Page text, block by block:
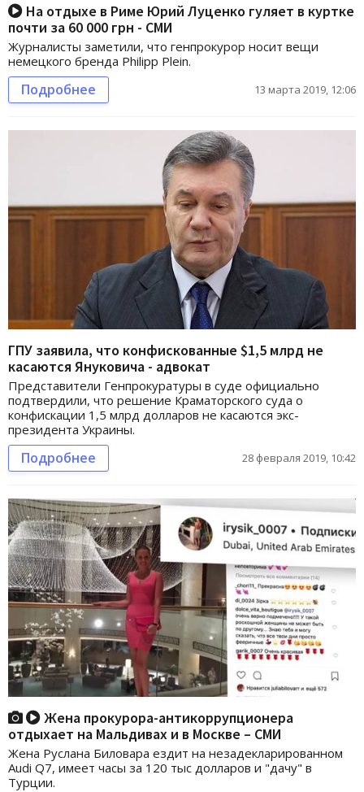
На отдыхе в Риме Юрий Луценко гуляет в куртке
почти за 60 000 грн - СМИ
Журналисты заметили, что генпрокурор носит вещи
немецкого бренда Philipp Plein.
Подробнее 13 марта 2019, 12:06
ГПУ заявила, что конфискованные $1,5 млрд не
касаются Януковича - адвокат
Представители Генпрокуратуры в суде официально
подтвердили, что решение Краматорского суда о
конфискации 1,5 млрд долларов не касаются экс-
президента Украины.
Подробнее 28 февраля 2019, 10:42
Жена прокурора-антикоррупционера
отдыхает на Мальдивах и в Москве – СМИ
Жена Руслана Биловара ездит на незадекларированном
Audi Q7, имеет часы за 120 тыс долларов и "дачу" в
Турции.